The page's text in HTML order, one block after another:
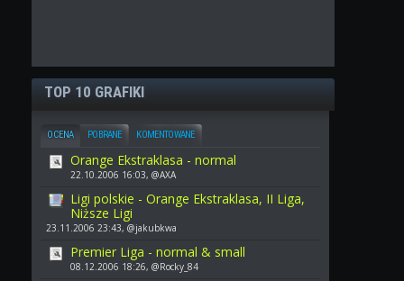
TOP 10 GRAFIKI
OCENA POBRANE KOMENTOWANE
Orange Ekstraklasa - normal
22.10.2006 16:03, @AXA
Ligi polskie - Orange Ekstraklasa, II Liga,
Niższe Ligi
23.11.2006 23:43, @jakubkwa
Premier Liga - normal & small
08.12.2006 18:26, @Rocky_84